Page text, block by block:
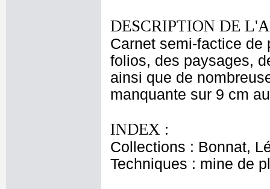
DESCRIPTION DE
Carnet semi-factice de
folios, des paysages,
ainsi que de
manquante sur 9 cm
INDEX :
Collections : Bonnat,
Techniques : mine de